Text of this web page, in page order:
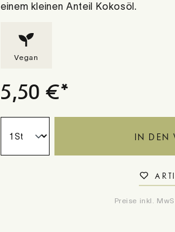
einem kleinen Anteil Kokosöl.
Vegan
5,50 €*
IN DEN
Preise inkl.